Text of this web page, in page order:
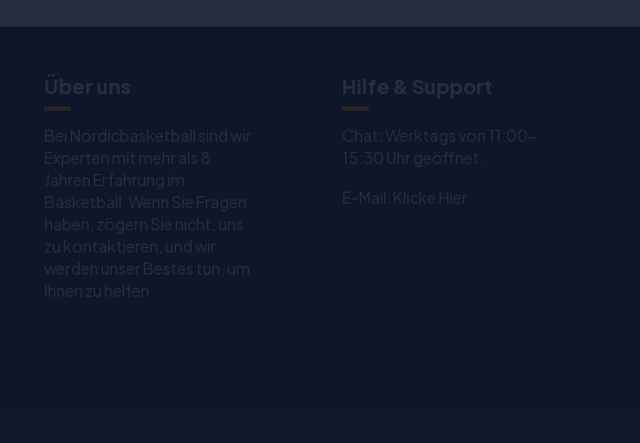
Über uns
Bei Nordicbasketball sind wir
Experten mit mehr als 8
Jahren Erfahrung im
Basketball. Wenn Sie Fragen
haben, zögern Sie nicht, uns
zu kontaktieren, und wir
werden unser Bestes tun, um
Ihnen zu helfen
Hilfe & Support
Chat: Werktags von 11:00-
15:30 Uhr geöffnet.
E-Mail: Klicke Hier